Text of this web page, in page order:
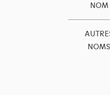
NOM
NOMS